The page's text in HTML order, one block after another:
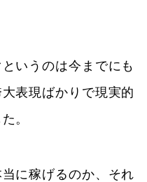
いうのは今までにも
表現ばかりで現実的
。
に稼げるのか、それ